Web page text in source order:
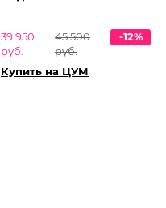
39 950
руб.
45 500
руб.
-12%
Купить на ЦУМ